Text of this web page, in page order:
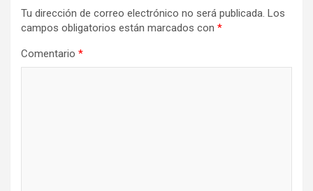
Tu dirección de correo electrónico no será publicada. Los
campos obligatorios están marcados con *
Comentario *